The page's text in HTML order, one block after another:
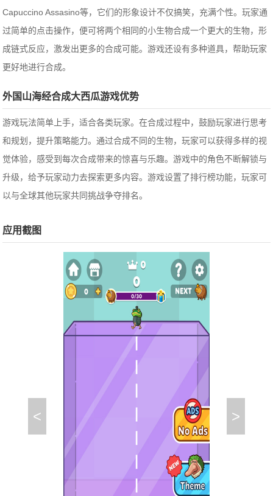
Capuccino Assasino等，它们的形象设计不仅搞笑，充满个性。玩家通
过简单的点击操作，便可将两个相同的小生物合成一个更大的生物，形
成链式反应，激发出更多的合成可能。游戏还设有多种道具，帮助玩家
更好地进行合成。
外国山海经合成大西瓜游戏优势
游戏玩法简单上手，适合各类玩家。在合成过程中，鼓励玩家进行思考
和规划，提升策略能力。通过合成不同的生物，玩家可以获得多样的视
觉体验，感受到每次合成带来的惊喜与乐趣。游戏中的角色不断解锁与
升级，给予玩家动力去探索更多内容。游戏设置了排行榜功能，玩家可
以与全球其他玩家共同挑战争夺排名。
应用截图
< >